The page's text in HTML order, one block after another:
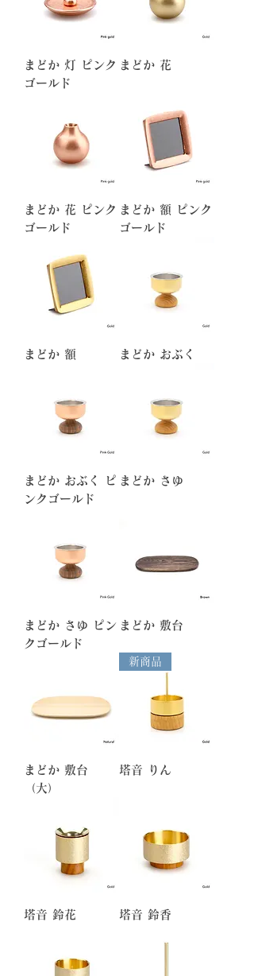
まどか 灯 ピンク
ゴールド
まどか 花
まどか 花 ピンク
ゴールド
まどか 額 ピンク
ゴールド
まどか 額 まどか おぶく
まどか おぶく ピ
ンクゴールド
まどか さゆ
まどか さゆ ピン
クゴールド
まどか 敷台
まどか 敷台
（大）
新商品
塔音 りん
塔音 鈴花 塔音 鈴香